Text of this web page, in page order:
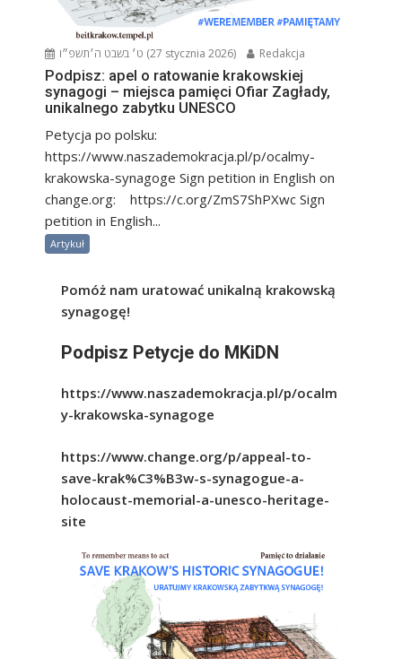
ט׳ בשבט ה׳תשפ״ו (27 stycznia 2026) Redakcja
Podpisz: apel o ratowanie krakowskiej
synagogi – miejsca pamięci Ofiar Zagłady,
unikalnego zabytku UNESCO
Petycja po polsku:
https://www.naszademokracja.pl/p/ocalmy-
krakowska-synagoge Sign petition in English on
change.org: https://c.org/ZmS7ShPXwc Sign
petition in English...
Artykuł
Pomóż nam uratować unikalną krakowską
synagogę!
Podpisz Petycje do MKiDN
https://www.naszademokracja.pl/p/ocalm
y-krakowska-synagoge
https://www.change.org/p/appeal-to-
save-krak%C3%B3w-s-synagogue-a-
holocaust-memorial-a-unesco-heritage-
site